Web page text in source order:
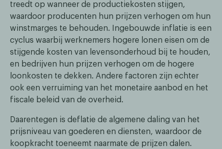
treedt op wanneer de productiekosten stijgen,
waardoor producenten hun prijzen verhogen om hun
winstmarges te behouden. Ingebouwde inflatie is een
cyclus waarbij werknemers hogere lonen eisen om de
stijgende kosten van levensonderhoud bij te houden,
en bedrijven hun prijzen verhogen om de hogere
loonkosten te dekken. Andere factoren zijn echter
ook een verruiming van het monetaire aanbod en het
fiscale beleid van de overheid.
Daarentegen is deflatie de algemene daling van het
prijsniveau van goederen en diensten, waardoor de
koopkracht toeneemt naarmate de prijzen dalen.